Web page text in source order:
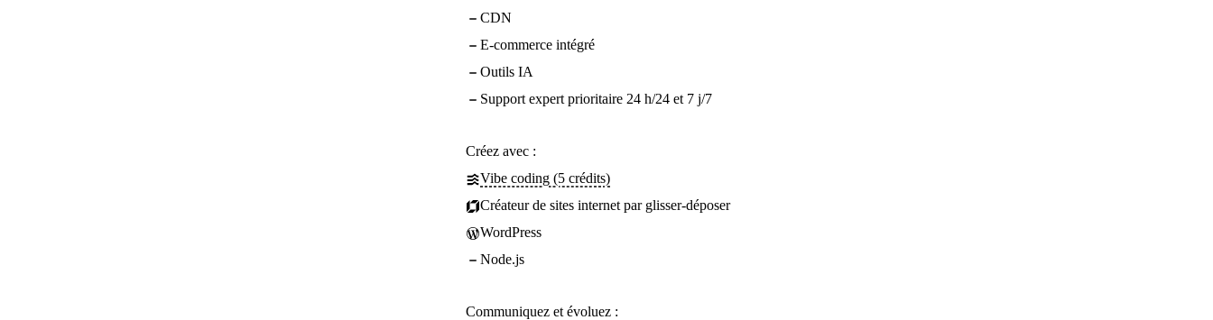
CDN
E-commerce intégré
Outils IA
Support expert prioritaire 24 h/24 et 7 j/7
Créez avec :
Vibe coding (5 crédits)
Créateur de sites internet par glisser-déposer
WordPress
Node.js
Communiquez et évoluez :